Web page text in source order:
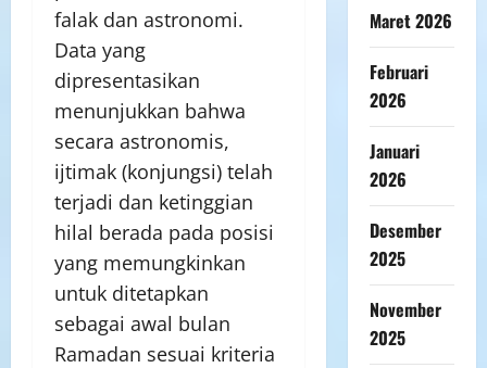
falak dan astronomi.
Data yang
dipresentasikan
menunjukkan bahwa
secara astronomis,
ijtimak (konjungsi) telah
terjadi dan ketinggian
hilal berada pada posisi
yang memungkinkan
untuk ditetapkan
sebagai awal bulan
Ramadan sesuai kriteria
Maret 2026
Februari
2026
Januari
2026
Desember
2025
November
2025